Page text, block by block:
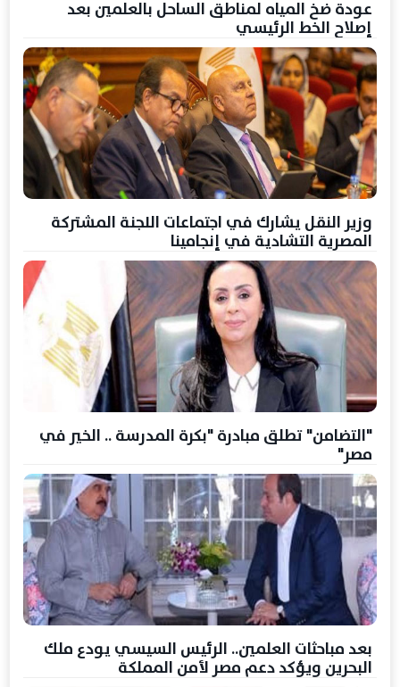
عودة ضخ المياه لمناطق الساحل بالعلمين بعد
إصلاح الخط الرئيسي
وزير النقل يشارك في اجتماعات اللجنة المشتركة
المصرية التشادية في إنجامينا
"التضامن" تطلق مبادرة "بكرة المدرسة .. الخير في
مصر"
بعد مباحثات العلمين.. الرئيس السيسي يودع ملك
البحرين ويؤكد دعم مصر لأمن المملكة